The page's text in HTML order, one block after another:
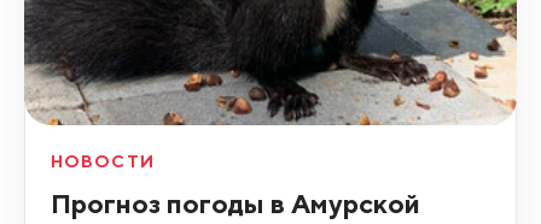
НОВОСТИ
Прогноз погоды в Амурской